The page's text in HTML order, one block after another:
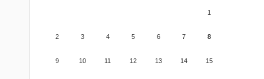
1
2 3 4 5 6 7 8
9 10 11 12 13 14 15